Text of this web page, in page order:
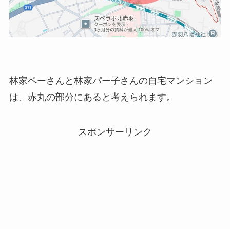
林家ペーさんと林家パー子さんの自宅マンション
は、赤丸の部分にあると考えられます。
スポンサーリンク